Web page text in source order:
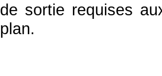
de sortie requises
plan.